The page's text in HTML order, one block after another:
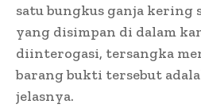
satu bungkus ganja kering
yang disimpan di dalam
diinterogasi, tersangka
barang bukti tersebut
jelasnya.